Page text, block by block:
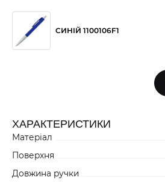
СИНІЙ 1100106F1
ХАРАКТЕРИСТИКИ
Матеріал
Поверхня
Довжина ручки